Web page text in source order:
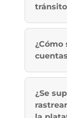
¿Cómo
¿Se